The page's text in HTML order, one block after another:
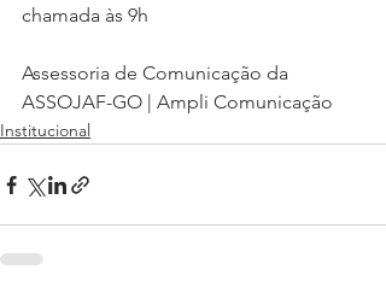
chamada às 9h
Assessoria de Comunicação da
ASSOJAF-GO | Ampli Comunicação
Institucional